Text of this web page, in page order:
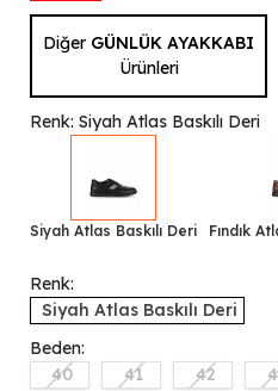
Diğer GÜNLÜK AYAKKABI
Ürünleri
Renk: Siyah Atlas Baskılı Deri
Siyah Atlas Baskılı Deri Fındık
Renk:
Siyah Atlas Baskılı Deri
Beden:
40
41 42